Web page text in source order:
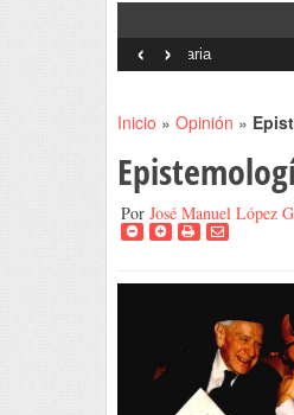
Interventionism
‹ ›
Inicio » Opinión »
Por José Manuel López